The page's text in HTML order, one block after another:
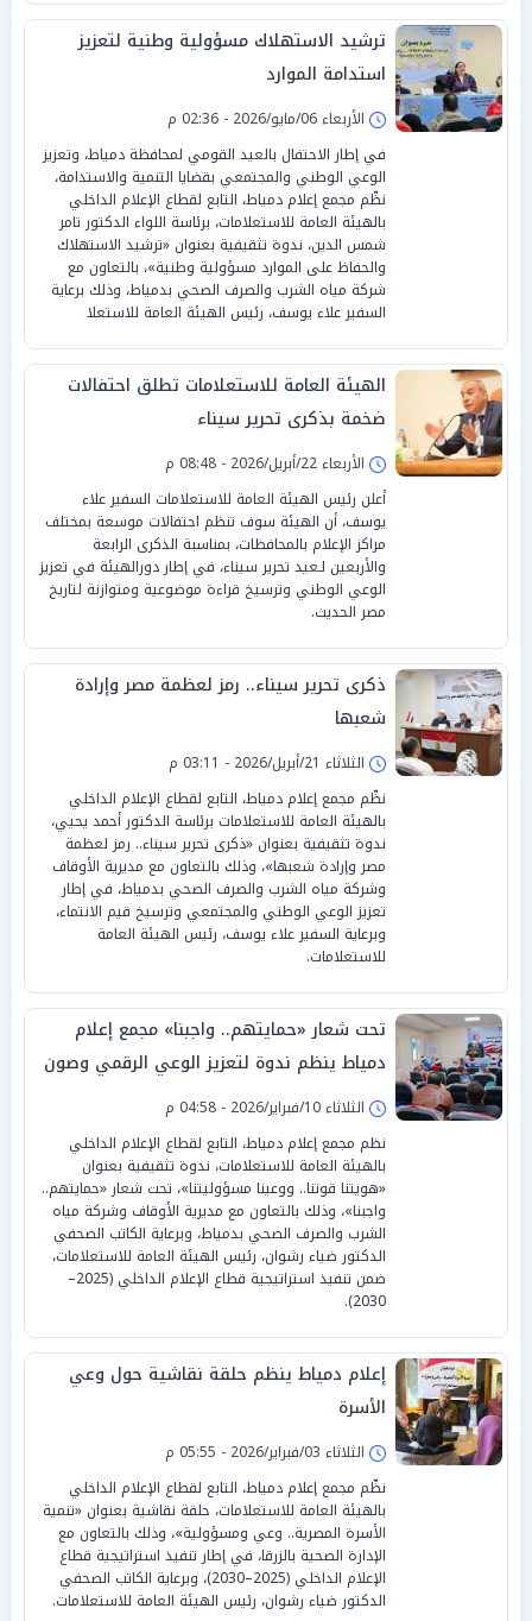
ترشيد الاستهلاك مسؤولية وطنية لتعزيز
استدامة الموارد
الأربعاء 06/مايو/2026 - 02:36 م
في إطار الاحتفال بالعيد القومي لمحافظة دمياط، وتعزيز
الوعي الوطني والمجتمعي بقضايا التنمية والاستدامة،
نظّم مجمع إعلام دمياط، التابع لقطاع الإعلام الداخلي
بالهيئة العامة للاستعلامات، برئاسة اللواء الدكتور تامر
شمس الدين، ندوة تثقيفية بعنوان «ترشيد الاستهلاك
والحفاظ على الموارد مسؤولية وطنية»، بالتعاون مع
شركة مياه الشرب والصرف الصحي بدمياط، وذلك برعاية
السفير علاء يوسف، رئيس الهيئة العامة للاستعلا
الهيئة العامة للاستعلامات تطلق احتفالات
ضخمة بذكرى تحرير سيناء
الأربعاء 22/أبريل/2026 - 08:48 م
أعلن رئيس الهيئة العامة للاستعلامات السفير علاء
يوسف، أن الهيئة سوف تنظم احتفالات موسعة بمختلف
مراكز الإعلام بالمحافظات، بمناسبة الذكرى الرابعة
والأربعين لـعيد تحرير سيناء، في إطار دورالهيئة في تعزيز
الوعي الوطني وترسيخ قراءة موضوعية ومتوازنة لتاريخ
مصر الحديث.
ذكرى تحرير سيناء.. رمز لعظمة مصر وإرادة
شعبها
الثلاثاء 21/أبريل/2026 - 03:11 م
نظّم مجمع إعلام دمياط، التابع لقطاع الإعلام الداخلي
بالهيئة العامة للاستعلامات برئاسة الدكتور أحمد يحيي،
ندوة تثقيفية بعنوان «ذكرى تحرير سيناء.. رمز لعظمة
مصر وإرادة شعبها»، وذلك بالتعاون مع مديرية الأوقاف
وشركة مياه الشرب والصرف الصحي بدمياط، في إطار
تعزيز الوعي الوطني والمجتمعي وترسيخ قيم الانتماء،
وبرعاية السفير علاء يوسف، رئيس الهيئة العامة
للاستعلامات.
تحت شعار «حمايتهم.. واجبنا» مجمع إعلام
دمياط ينظم ندوة لتعزيز الوعي الرقمي وصون
الهوية الوطنية
الثلاثاء 10/فبراير/2026 - 04:58 م
نظم مجمع إعلام دمياط، التابع لقطاع الإعلام الداخلي
بالهيئة العامة للاستعلامات، ندوة تثقيفية بعنوان
«هويتنا قوتنا.. ووعينا مسؤوليتنا»، تحت شعار «حمايتهم..
واجبنا»، وذلك بالتعاون مع مديرية الأوقاف وشركة مياه
الشرب والصرف الصحي بدمياط، وبرعاية الكاتب الصحفي
الدكتور ضياء رشوان، رئيس الهيئة العامة للاستعلامات،
ضمن تنفيذ استراتيجية قطاع الإعلام الداخلي (2025–
2030).
إعلام دمياط ينظم حلقة نقاشية حول وعي
الأسرة
الثلاثاء 03/فبراير/2026 - 05:55 م
نظّم مجمع إعلام دمياط، التابع لقطاع الإعلام الداخلي
بالهيئة العامة للاستعلامات، حلقة نقاشية بعنوان «تنمية
الأسرة المصرية.. وعي ومسؤولية»، وذلك بالتعاون مع
الإدارة الصحية بالزرقا، في إطار تنفيذ استراتيجية قطاع
الإعلام الداخلي (2025–2030)، وبرعاية الكاتب الصحفي
الدكتور ضياء رشوان، رئيس الهيئة العامة للاستعلامات.